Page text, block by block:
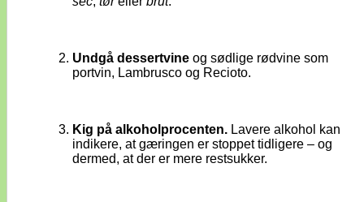
Undgå dessertvine og sødlige rødvine som
portvin, Lambrusco og Recioto.
Kig på alkoholprocenten. Lavere alkohol kan
indikere, at gæringen er stoppet tidligere – og
dermed, at der er mere restsukker.